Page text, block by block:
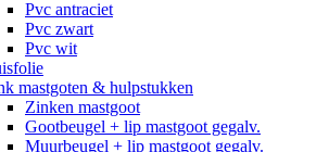
Pvc antraciet
Pvc zwart
Pvc wit
mastgoten & hulpstukken
Zinken mastgoot
Gootbeugel + lip mastgoot gegalv.
Muurbeugel + lip mastgoot gegalv.